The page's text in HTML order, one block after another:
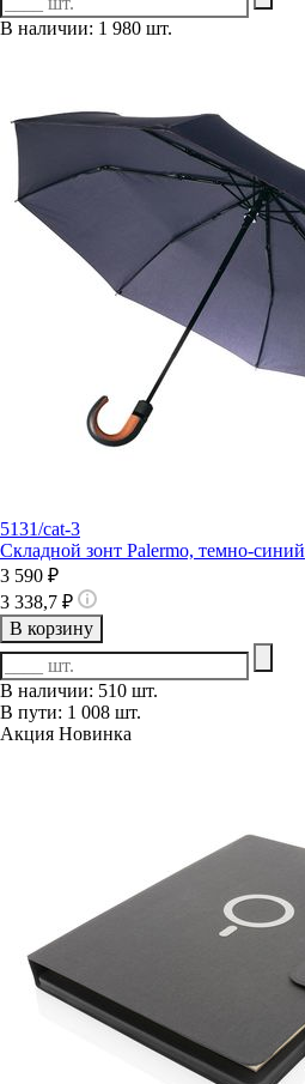
В наличии: 1 980 шт.
5131/cat-3
Складной зонт Palermo, темно-синий
3 590 ₽
3 338,7 ₽
В корзину
В наличии: 510 шт.
В пути: 1 008 шт.
Акция Новинка